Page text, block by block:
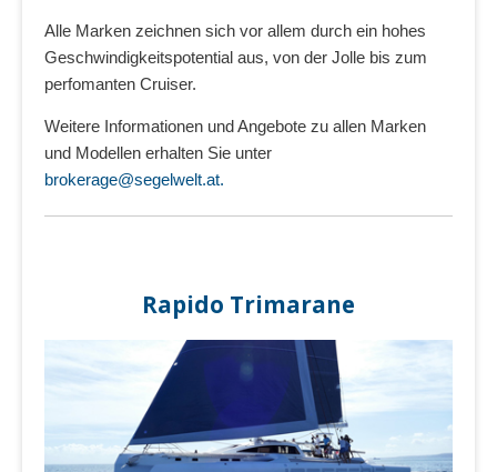
Alle Marken zeichnen sich vor allem durch ein hohes
Geschwindigkeitspotential aus, von der Jolle bis zum
perfomanten Cruiser.
Weitere Informationen und Angebote zu allen Marken
und Modellen erhalten Sie unter
brokerage@segelwelt.at.
Rapido Trimarane